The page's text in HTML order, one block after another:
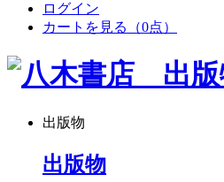
ログイン
カートを見る
（0点）
出版物
出版物